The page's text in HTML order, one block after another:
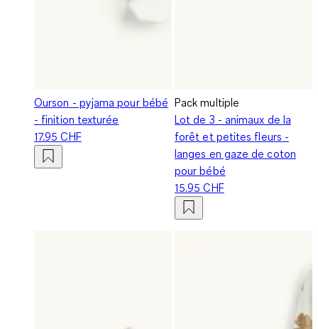
Ourson - pyjama pour bébé
- finition texturée
17.95 CHF
Pack multiple
Lot de 3 - animaux de la
forêt et petites fleurs -
langes en gaze de coton
pour bébé
15.95 CHF